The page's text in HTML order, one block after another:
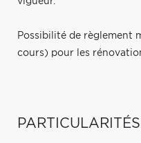
Possibilité de règlement
cours) pour les